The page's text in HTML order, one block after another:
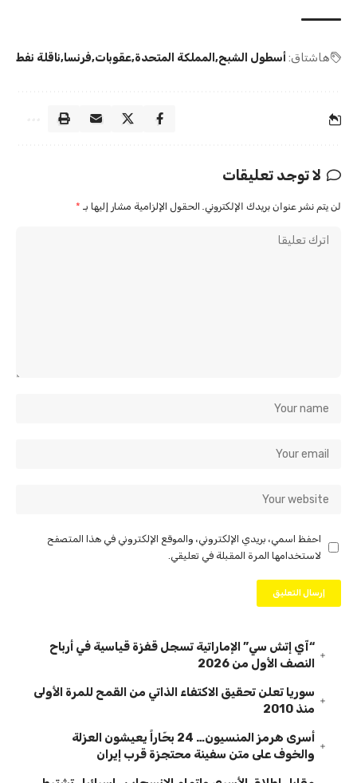
هاشتاق:أسطول الشبح المملكة المتحدة عقوبات فرنسا ناقلة نفط
لا توجد تعليقات
لن يتم نشر عنوان بريدك الإلكتروني. الحقول الإلزامية مشار إليها بـ *
احفظ اسمي، بريدي الإلكتروني، والموقع الإلكتروني في هذا المتصفح
لاستخدامها المرة المقبلة في تعليقي.
“آي إتش سي” الإماراتية تسجل قفزة قياسية في أرباح
النصف الأول من 2026
سوريا تعلن تحقيق الاكتفاء الذاتي من القمح للمرة الأولى
منذ 2010
أسرى هرمز المنسيون… 24 بحّاراً يعيشون العزلة
والخوف على متن سفينة محتجزة قرب إيران